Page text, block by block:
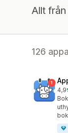
Allt
126
4,9